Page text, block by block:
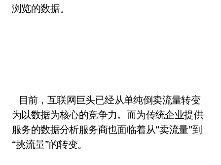
浏览的数据。
目前，互联网巨头已经从单纯倒卖流量转变
为以数据为核心的竞争力。而为传统企业提供
服务的数据分析服务商也面临着从“卖流量”到
“挑流量”的转变。